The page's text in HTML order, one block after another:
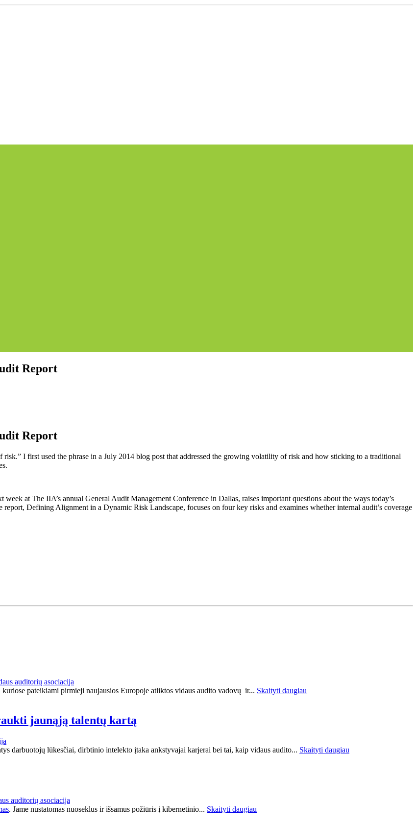
Report
Report
I first used the phrase in a July 2014 blog post that addressed the growing volatility of risk and how sticking to a traditional
at The IIA’s annual General Audit Management Conference in Dallas, raises important questions about the ways today’s
Defining Alignment in a Dynamic Risk Landscape, focuses on four key risks and examines whether internal audit’s coverage
auditorių asociacija
pateikiami pirmieji naujausios Europoje atliktos vidaus audito vadovų ir... Skaityti daugiau
jaunąją talentų kartą
darbuotojų lūkesčiai, dirbtinio intelekto įtaka ankstyvajai karjerai bei tai, kaip vidaus audito... Skaityti daugiau
auditorių asociacija
. Jame nustatomas nuoseklus ir išsamus požiūris į kibernetinio... Skaityti daugiau